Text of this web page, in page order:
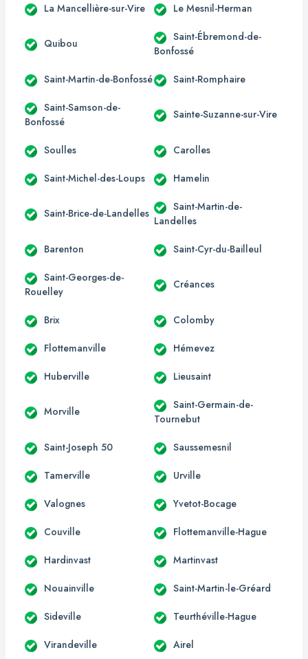
La Mancellière-sur-Vire Le Mesnil-Herman
Quibou
Saint-Ébremond-de-
Bonfossé
Saint-Martin-de-Bonfossé Saint-Romphaire
Saint-Samson-de-
Bonfossé
Sainte-Suzanne-sur-Vire
Soulles Carolles
Saint-Michel-des-Loups Hamelin
Saint-Brice-de-Landelles
Saint-Martin-de-
Landelles
Barenton Saint-Cyr-du-Bailleul
Saint-Georges-de-
Rouelley
Créances
Brix Colomby
Flottemanville Hémevez
Huberville Lieusaint
Morville
Saint-Germain-de-
Tournebut
Saint-Joseph 50 Saussemesnil
Tamerville Urville
Valognes Yvetot-Bocage
Couville Flottemanville-Hague
Hardinvast Martinvast
Nouainville Saint-Martin-le-Gréard
Sideville Teurthéville-Hague
Virandeville Airel